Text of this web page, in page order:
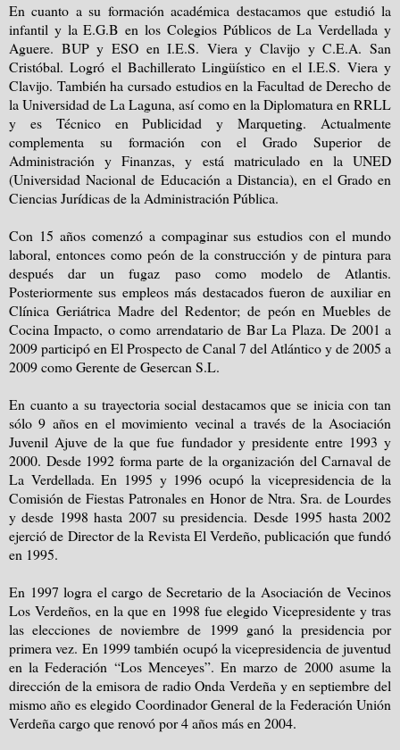
En cuanto a su formación académica destacamos que estudió la
infantil y la E.G.B en los Colegios Públicos de La Verdellada y
Aguere. BUP y ESO en I.E.S. Viera y Clavijo y C.E.A. San
Cristóbal. Logró el Bachillerato Lingüístico en el I.E.S. Viera y
Clavijo. También ha cursado estudios en la Facultad de Derecho de
la Universidad de La Laguna, así como en la Diplomatura en RRLL
y es Técnico en Publicidad y Marqueting. Actualmente
complementa su formación con el Grado Superior de
Administración y Finanzas, y está matriculado en la UNED
(Universidad Nacional de Educación a Distancia), en el Grado en
Ciencias Jurídicas de la Administración Pública.
Con 15 años comenzó a compaginar sus estudios con el mundo
laboral, entonces como peón de la construcción y de pintura para
después dar un fugaz paso como modelo de Atlantis.
Posteriormente sus empleos más destacados fueron de auxiliar en
Clínica Geriátrica Madre del Redentor; de peón en Muebles de
Cocina Impacto, o como arrendatario de Bar La Plaza. De 2001 a
2009 participó en El Prospecto de Canal 7 del Atlántico y de 2005 a
2009 como Gerente de Gesercan S.L.
En cuanto a su trayectoria social destacamos que se inicia con tan
sólo 9 años en el movimiento vecinal a través de la Asociación
Juvenil Ajuve de la que fue fundador y presidente entre 1993 y
2000. Desde 1992 forma parte de la organización del Carnaval de
La Verdellada. En 1995 y 1996 ocupó la vicepresidencia de la
Comisión de Fiestas Patronales en Honor de Ntra. Sra. de Lourdes
y desde 1998 hasta 2007 su presidencia. Desde 1995 hasta 2002
ejerció de Director de la Revista El Verdeño, publicación que fundó
en 1995.
En 1997 logra el cargo de Secretario de la Asociación de Vecinos
Los Verdeños, en la que en 1998 fue elegido Vicepresidente y tras
las elecciones de noviembre de 1999 ganó la presidencia por
primera vez. En 1999 también ocupó la vicepresidencia de juventud
en la Federación “Los Menceyes”. En marzo de 2000 asume la
dirección de la emisora de radio Onda Verdeña y en septiembre del
mismo año es elegido Coordinador General de la Federación Unión
Verdeña cargo que renovó por 4 años más en 2004.